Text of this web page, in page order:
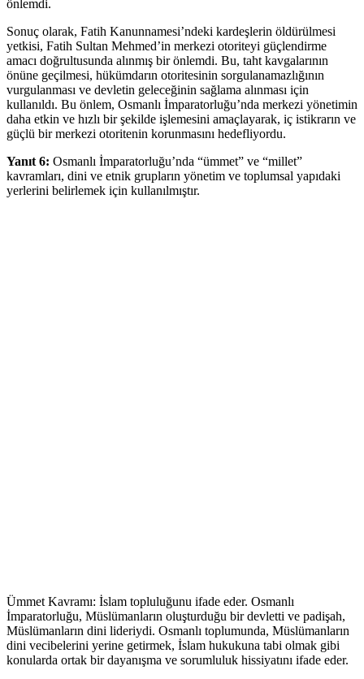
önlemdi.
Sonuç olarak, Fatih Kanunnamesi’ndeki kardeşlerin öldürülmesi
yetkisi, Fatih Sultan Mehmed’in merkezi otoriteyi güçlendirme
amacı doğrultusunda alınmış bir önlemdi. Bu, taht kavgalarının
önüne geçilmesi, hükümdarın otoritesinin sorgulanamazlığının
vurgulanması ve devletin geleceğinin sağlama alınması için
kullanıldı. Bu önlem, Osmanlı İmparatorluğu’nda merkezi yönetimin
daha etkin ve hızlı bir şekilde işlemesini amaçlayarak, iç istikrarın ve
güçlü bir merkezi otoritenin korunmasını hedefliyordu.
Yanıt 6: Osmanlı İmparatorluğu’nda “ümmet” ve “millet”
kavramları, dini ve etnik grupların yönetim ve toplumsal yapıdaki
yerlerini belirlemek için kullanılmıştır.
Ümmet Kavramı: İslam topluluğunu ifade eder. Osmanlı
İmparatorluğu, Müslümanların oluşturduğu bir devletti ve padişah,
Müslümanların dini lideriydi. Osmanlı toplumunda, Müslümanların
dini vecibelerini yerine getirmek, İslam hukukuna tabi olmak gibi
konularda ortak bir dayanışma ve sorumluluk hissiyatını ifade eder.